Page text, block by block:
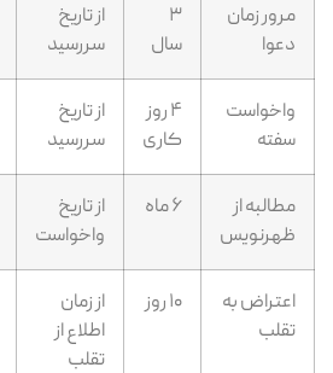
مرور زمان
دعوا
سال
از تاریخ
سررسید
واخواست
سفته
۴ روز
کاری
از تاریخ
سررسید
مطالبه از
ظهرنویس
از تاریخ
واخواست
اعتراض به
تقلب
از زمان
اطلاع از
تقلب